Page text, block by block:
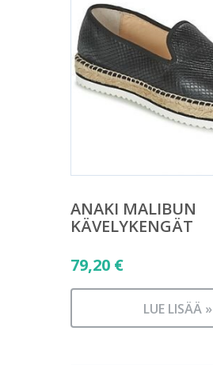
ANAKI MALIBUN
KÄVELYKENGÄT
79,20 €
LUE LISÄÄ »